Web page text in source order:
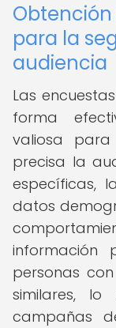
para la
audiencia
Las
forma
valiosa
precisa la
específicas,
datos
información
personas
similares,
campañas